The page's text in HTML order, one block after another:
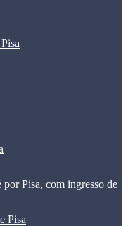
Pisa, com ingresso de
Pisa